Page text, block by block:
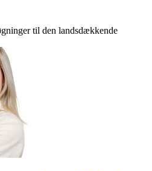
til den landsdækkende